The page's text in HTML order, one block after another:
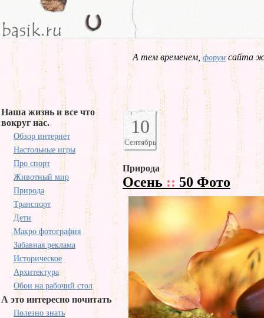
А тем временем,форум сайта
Наша жизнь и все что
вокруг нас.
Обзор интернет
Настольные игры
Про спорт
Животный мир
Природа
Транспорт
Дети
Макро фотография
Забавная реклама
Историческое
Архитектура
Обои на рабочий стол
А это интересно почитать
Полезно знать
10
Сентябрь
Природа
Осень:: 50 Фото